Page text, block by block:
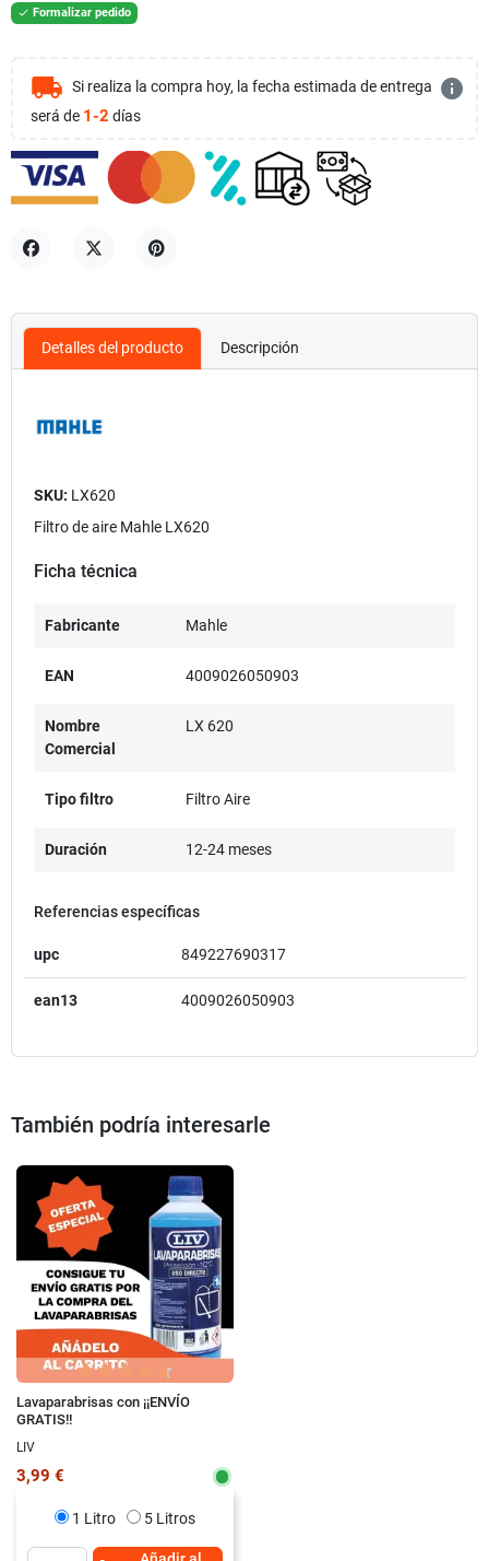
 Formalizar pedido
local_shipping Si realiza la compra hoy, la fecha estimada de entrega
será de 1-2 días
info
Detalles del producto Descripción
SKU: LX620
Filtro de aire Mahle LX620
Ficha técnica
Fabricante Mahle
EAN 4009026050903
Nombre
Comercial
LX 620
Tipo filtro Filtro Aire
Duración 12-24 meses
Referencias específicas
upc 849227690317
ean13 4009026050903
También podría interesarle
Lavaparabrisas con ¡¡ENVÍO
GRATIS!!
LIV
3,99 €
1 Litro 5 Litros